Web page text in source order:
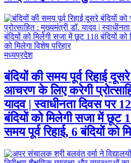
मध्यप्रदेश
बंदियों की समय पूर्व रिहाई
आचरण के लिए करेगी
यादव | स्वाधीनता दिवस पर
बंदियों को मिलेगी सजा में छूट
समय पूर्व रिहाई, 6 बंदियों को